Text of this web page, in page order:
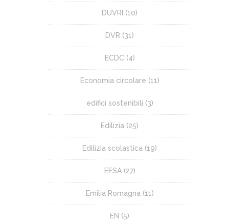
DUVRI (10)
DVR (31)
ECDC (4)
Economia circolare (11)
edifici sostenibili (3)
Edilizia (25)
Edilizia scolastica (19)
EFSA(27)
Emilia Romagna (11)
EN (5)